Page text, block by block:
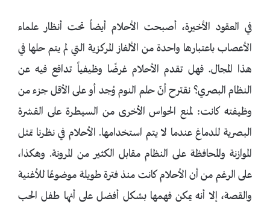
في العقود الأخيرة، أصبحت الأحلام أيضاً تحت أنظار علماء
الأعصاب باعتبارها واحدة من الألغاز المركزية التي لم يتم حلها في
هذا المجال. فهل تقدم الأحلام غرضًا وظيفياً تدافع فيه عن
النظام البصري؟ نقترح أنّ حلم النوم وُجد أو على الأقل جزء من
وظيفته كانت: لمنع الحواس الأخرى من السيطرة على القشرة
البصرية للدماغ عندما لا يتم استخدامها. الأحلام في نظرنا تمثل
الموازنة والمحافظة على النظام مقابل الكثير من المرونة. وهكذا،
على الرغم من أن الأحلام كانت منذ فترة طويلة موضوعًا للأغنية
والقصة، إلا أنه يمكن فهمها بشكل أفضل على أنها طفل الحب